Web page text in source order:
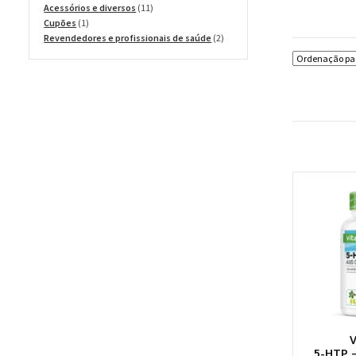
5-HTP
produtos
Acessórios e diversos 1111
Cupões 11
produto
Revendedores e profissionais de saúde 22